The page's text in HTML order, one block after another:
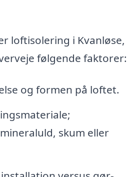
loftisolering i Kvanløse,
følgende faktorer:
og formen på loftet.
skum eller